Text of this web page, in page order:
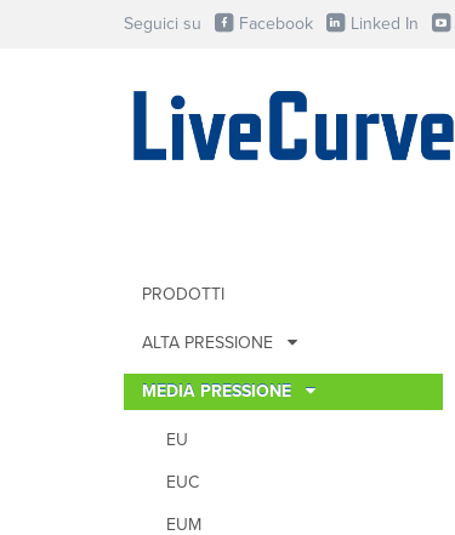
Seguici su Facebook Linked In
PRODOTTI
ALTA PRESSIONE
MEDIA PRESSIONE
EU
EUC
EUM